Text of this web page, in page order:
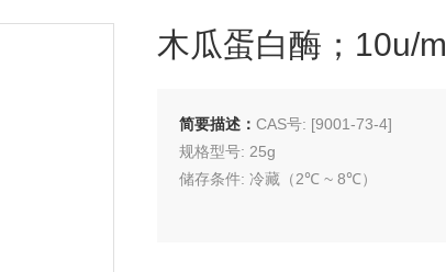
木瓜蛋白酶；10u/
简要描述： CAS号: [9001-73-4]
规格型号: 25g
储存条件: 冷藏（2℃ ~ 8℃）